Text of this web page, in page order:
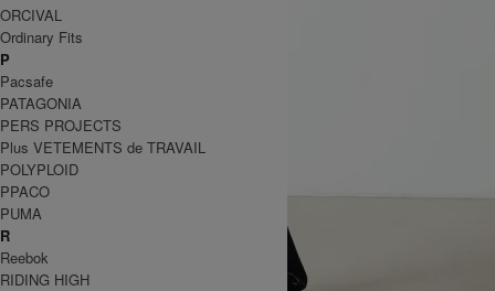
ORCIVAL
Ordinary Fits
P
Pacsafe
PATAGONIA
PERS PROJECTS
Plus VETEMENTS de TRAVAIL
POLYPLOID
PPACO
PUMA
R
Reebok
RIDING HIGH